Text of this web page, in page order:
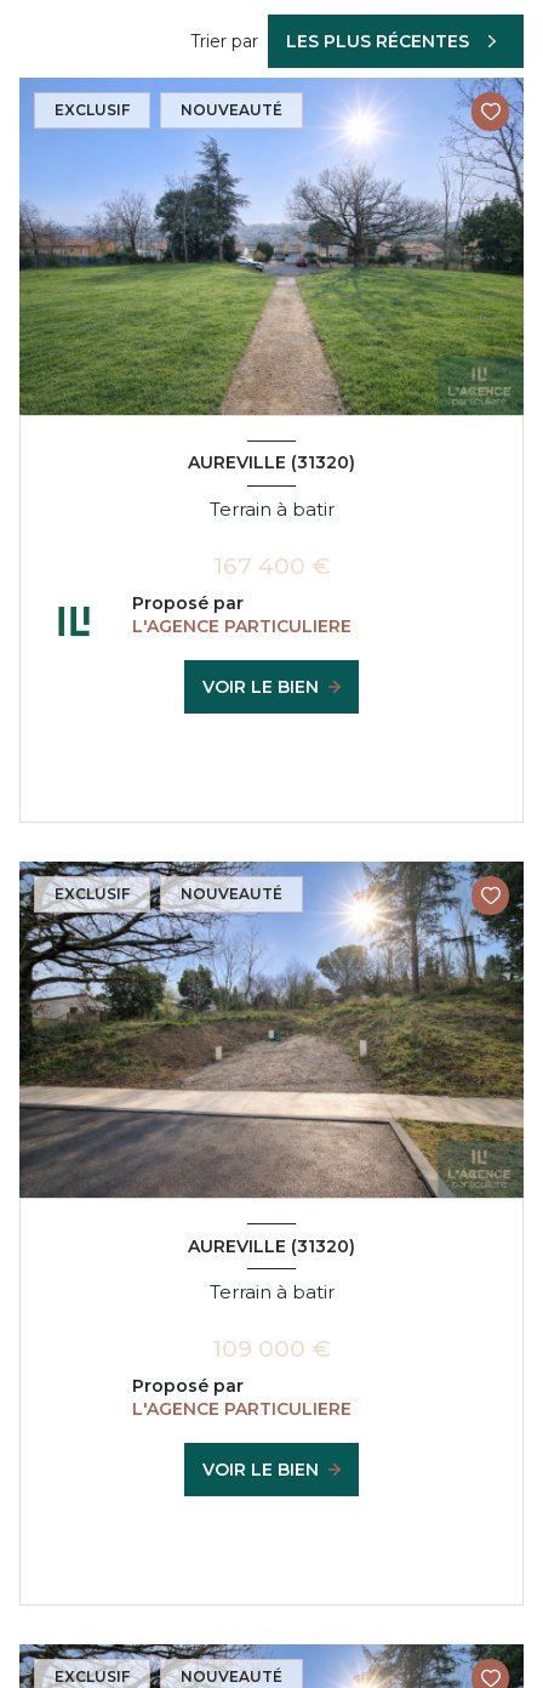
Trier par LES PLUS RÉCENTES
EXCLUSIF NOUVEAUTÉ
AUREVILLE (31320)
Terrain à batir
167 400 €
Proposé par
L'AGENCE PARTICULIERE
VOIR LE BIEN
EXCLUSIF NOUVEAUTÉ
AUREVILLE (31320)
Terrain à batir
109 000 €
Proposé par
L'AGENCE PARTICULIERE
VOIR LE BIEN
EXCLUSIF NOUVEAUTÉ